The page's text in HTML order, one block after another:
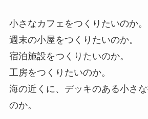
小さなカフェをつくりたいのか。
週末の小屋をつくりたいのか。
宿泊施設をつくりたいのか。
工房をつくりたいのか。
海の近くに、デッキのある小さ
のか。